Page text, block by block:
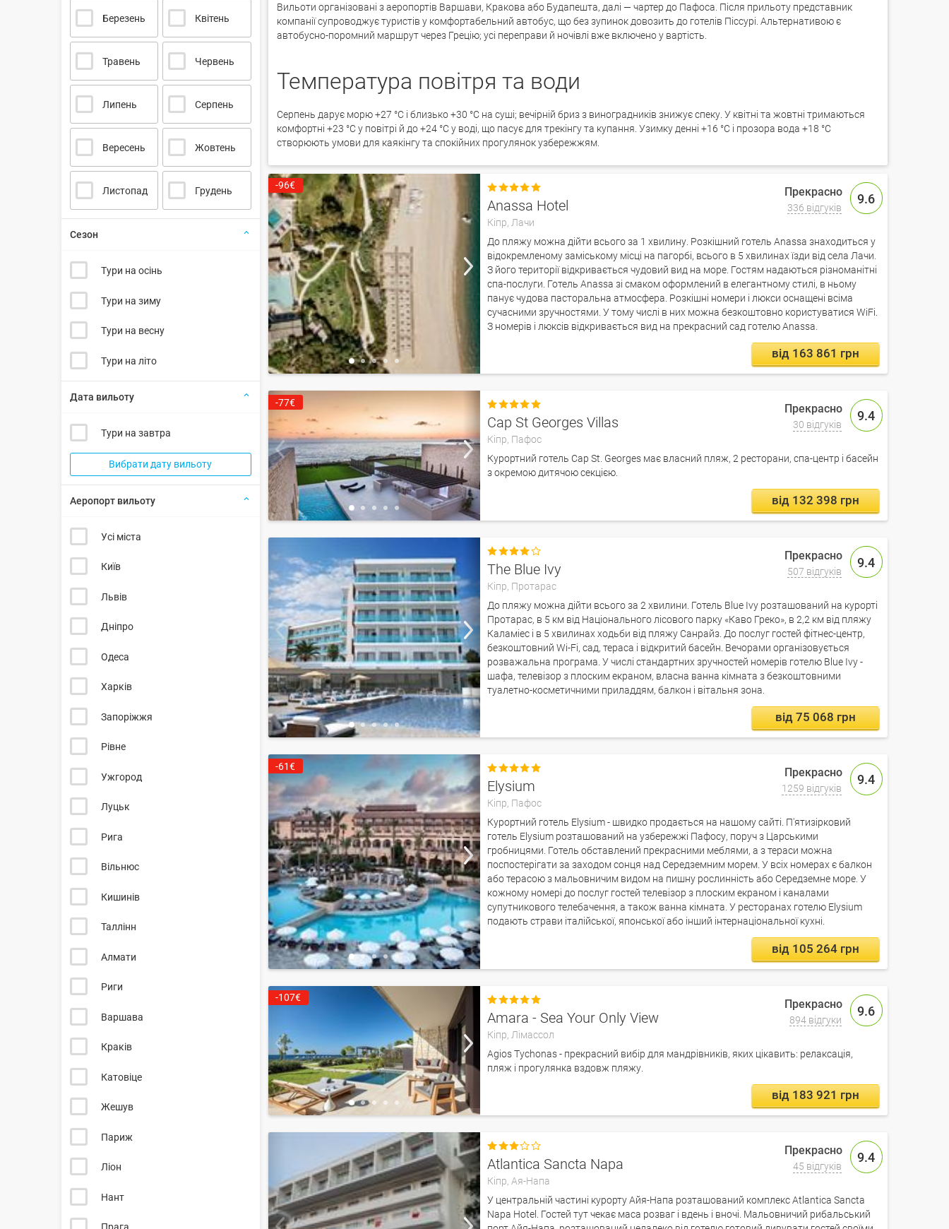
Березень Квітень
Травень Червень
Липень Серпень
Вересень Жовтень
Листопад Грудень
Сезон
Тури на осінь
Тури на зиму
Тури на весну
Тури на літо
Дата вильоту
Тури на завтра
Вибрати дату вильоту
Аеропорт вильоту
Усі міста
Київ
Львів
Дніпро
Одеса
Харків
Запоріжжя
Рівне
Ужгород
Луцьк
Рига
Вільнюс
Кишинів
Таллінн
Алмати
Риги
Варшава
Краків
Катовіце
Жешув
Париж
Ліон
Нант
Вильоти організовані з аеропортів Варшави, Кракова або Будапешта, далі — чартер до Пафоса. Після прильоту представник
компанії супроводжує туристів у комфортабельний автобус, що без зупинок довозить до готелів Піссурі. Альтернативою є
автобусно-поромний маршрут через Грецію; усі переправи й ночівлі вже включено у вартість.
Температура повітря та води
Серпень дарує морю +27 °C і близько +30 °C на суші; вечірній бриз з виноградників знижує спеку. У квітні та жовтні тримаються
комфортні +23 °C у повітрі й до +24 °C у воді, що пасує для трекінгу та купання. Узимку денні +16 °C і прозора вода +18 °C
створюють умови для каякінгу та спокійних прогулянок узбережжям.
-96€
9.6
336 відгуків

Anassa Hotel
Кіпр, Лачи
До пляжу можна дійти всього за 1 хвилину. Розкішний готель Anassa знаходиться у
відокремленому заміському місці на пагорбі, всього в 5 хвилинах їзди від села Лачи.
З його території відкривається чудовий вид на море. Гостям надаються різноманітні
спа-послуги. Готель Anassa зі смаком оформлений в елегантному стилі, в ньому
панує чудова пасторальна атмосфера. Розкішні номери і люкси оснащені всіма
сучасними зручностями. У тому числі в них можна безкоштовно користуватися WiFi.
З номерів і люксів відкривається вид на прекрасний сад готелю Anassa.
від 163 861 грн
-77€
9.4
30 відгуків

Cap St Georges Villas
Кіпр, Пафос
Курортний готель Cap St. Georges має власний пляж, 2 ресторани, спа-центр і басейн
з окремою дитячою секцією.
від 132 398 грн
9.4
507 відгуків

The Blue Ivy
Кіпр, Протарас
До пляжу можна дійти всього за 2 хвилини. Готель Blue Ivy розташований на курорті
Протарас, в 5 км від Національного лісового парку «Каво Греко», в 2,2 км від пляжу
Каламіес і в 5 хвилинах ходьби від пляжу Санрайз. До послуг гостей фітнес-центр,
безкоштовний Wi-Fi, сад, тераса і відкритий басейн. Вечорами організовується
розважальна програма. У числі стандартних зручностей номерів готелю Blue Ivy -
шафа, телевізор з плоским екраном, власна ванна кімната з безкоштовними
туалетно-косметичними приладдям, балкон і вітальня зона.
від 75 068 грн
-61€
9.4
1259 відгуків

Elysium
Кіпр, Пафос
Курортний готель Elysium - швидко продається на нашому сайті. П'ятизірковий
готель Elysium розташований на узбережжі Пафосу, поруч з Царськими
гробницями. Готель обставлений прекрасними меблями, а з тераси можна
поспостерігати за заходом сонця над Середземним морем. У всіх номерах є балкон
або терасою з мальовничим видом на пишну рослинність або Середземне море. У
кожному номері до послуг гостей телевізор з плоским екраном і каналами
супутникового телебачення, а також ванна кімната. У ресторанах готелю Elysium
подають страви італійської, японської або інший інтернаціональної кухні.
від 105 264 грн
-107€
9.6
894 відгуки

Amara - Sea Your Only View
Кіпр, Лімассол
Agios Tychonas - прекрасний вибір для мандрівників, яких цікавить: релаксація,
пляж і прогулянка вздовж пляжу.
від 183 921 грн
9.4
45 відгуків

Atlantica Sancta Napa
Кіпр, Ая-Напа
У центральній частині курорту Айя-Напа розташований комплекс Atlantica Sancta
Napa Hotel. Гостей тут чекає маса розваг і вдень і вночі. Мальовничий рибальський